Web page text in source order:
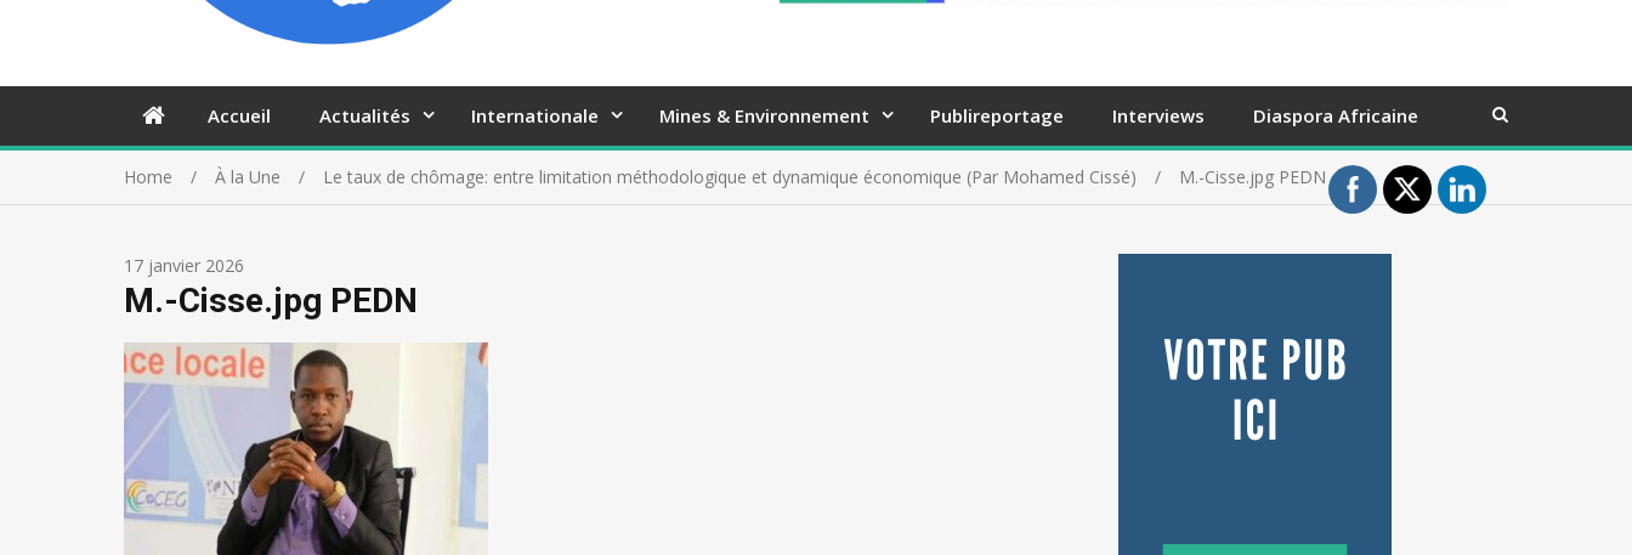
Accueil Actualités Internationale Mines & Environnement Publireportage Interviews Diaspora Africaine
Home À la Une Le taux de chômage: entre limitation méthodologique et dynamique économique (Par Mohamed Cissé) M.-Cisse.jpg PEDN
17 janvier 2026
M.-Cisse.jpg PEDN